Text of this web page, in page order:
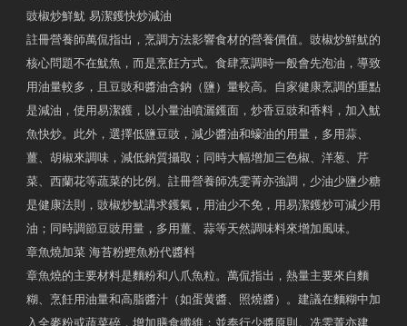
豉椒炒鮮魷 易潔鑊快炒減油
註冊營養師萬侃指出，烹調方法影響食材的營養價值。豉椒炒鮮魷的
核心問題不在魷魚，而是烹飪方式。食肆烹調時一般會先泡油，導致
用油量較多，且豆豉和醬油含鈉（鹽）量較高。自家健康烹調的重點
是減油，使用易潔鑊，以小量油噴灑鑊面，炒香豆豉和香料，加入魷
魚快炒。此外，選擇低鹽豆豉，減少醬油和蠔油的用量，多用蒜、
薑、胡椒來調味，減低鈉質攝取；同時大幅增加三色椒、洋葱、芹
菜、西蘭花等蔬菜的比例。註冊營養師冼雯菁亦強調，少油少鹽少糖
是健康法則，豉椒炒魷講求鑊氣，用油少不免，用易潔鑊炒可減少用
油；同時調節豆豉用量，多用薑、蒜等天然調味料來增加風味。
章魚燒加菜 海苔粉鰹魚粉代醬料
章魚燒的主要材料是麵粉和八爪魚粒。萬侃指出，熱量主要來自麵
糊、烹飪用油量和高脂醬汁（如蛋黄醬、照燒醬）。建議在麵糊中加
入全麥粉或蔬菜碎，增加膳食纖維；並奉行少醬原則。冼雯菁亦建